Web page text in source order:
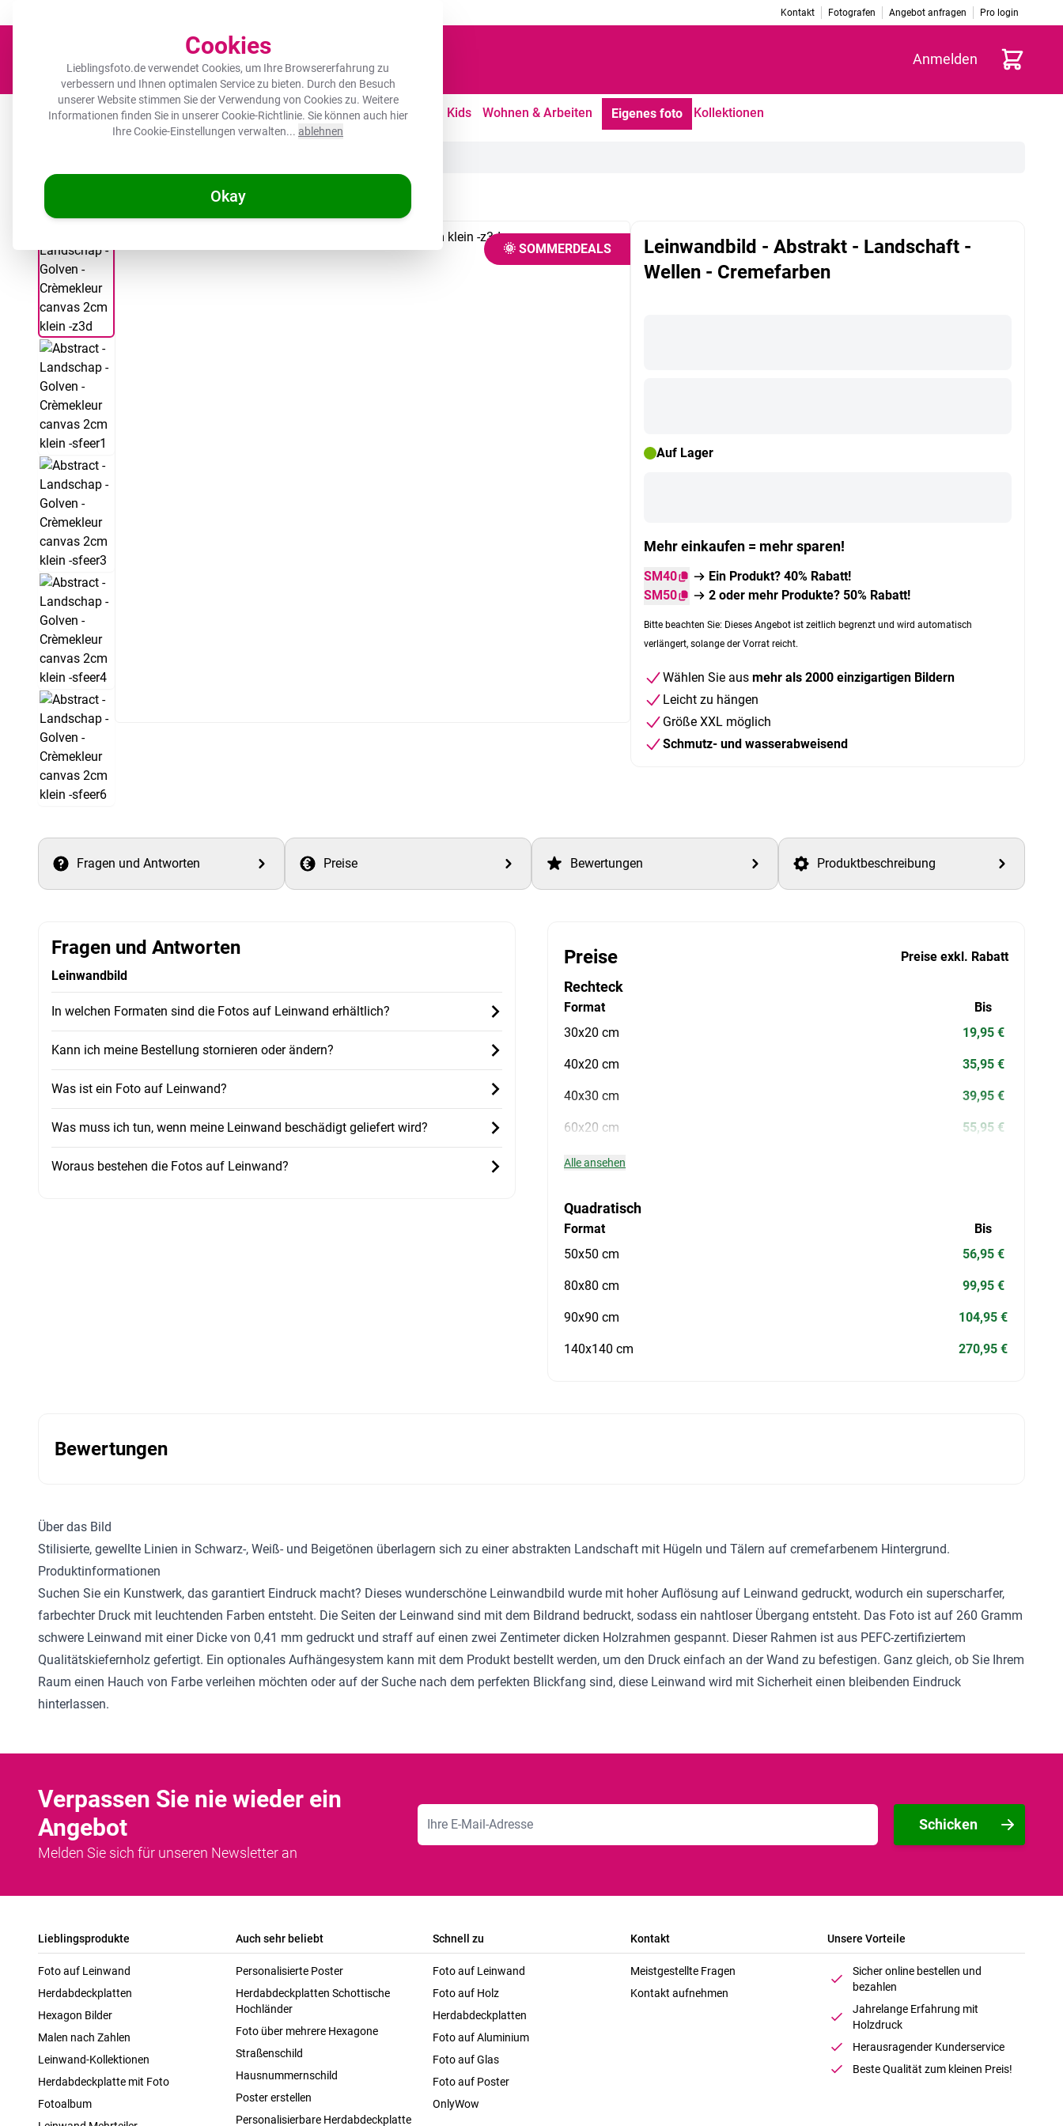
Cookies
Lieblingsfoto.de verwendet Cookies, um Ihre Browsererfahrung zu
verbessern und Ihnen optimalen Service zu bieten. Durch den Besuch
unserer Website stimmen Sie der Verwendung von Cookies zu. Weitere
Informationen finden Sie in unsererCookie-Richtlinie. Sie können auch hier
Ihre Cookie-Einstellungen verwalten... ablehnen
Okay
Kontakt Fotografen Angebot anfragen Pro login
Anmelden Warenkorb
Leinwand Herdabdeckplatte Wanddeko Küche Outdoor Freizeit Kids Wohnen & Arbeiten Eigenes foto Kollektionen
Leinwandbild - Abstrakt - Landschaft - Wellen - Cremefarben
🌞 SOMMERDEALS
Leinwandbild - Abstrakt - Landschaft -
Wellen - Cremefarben
Auf Lager
Mehr einkaufen = mehr sparen!
SM40
Ein Produkt? 40% Rabatt!
SM50
2 oder mehr Produkte? 50% Rabatt!
Bitte beachten Sie: Dieses Angebot ist zeitlich begrenzt und wird automatisch
verlängert, solange der Vorrat reicht.
Wählen Sie aus mehr als 2000 einzigartigen Bildern
Leicht zu hängen
Größe XXL möglich
Schmutz- und wasserabweisend
Fragen und Antworten Preise Bewertungen Produktbeschreibung
Fragen und Antworten
Leinwandbild
In welchen Formaten sind die Fotos auf Leinwand erhältlich?
Kann ich meine Bestellung stornieren oder ändern?
Was ist ein Foto auf Leinwand?
Was muss ich tun, wenn meine Leinwand beschädigt geliefert wird?
Woraus bestehen die Fotos auf Leinwand?
Preise Preise exkl. Rabatt
Rechteck
Format
30x20 cm
40x20 cm
40x30 cm
60x20 cm
Bis
19,95 €
35,95 €
39,95 €
55,95 €
Alle ansehen
Quadratisch
Format
50x50 cm
80x80 cm
90x90 cm
140x140 cm
Bis
56,95 €
99,95 €
104,95 €
270,95 €
Bewertungen
Über das Bild
Stilisierte, gewellte Linien in Schwarz-, Weiß- und Beigetönen überlagern sich zu einer abstrakten Landschaft mit Hügeln und Tälern auf cremefarbenem Hintergrund.
Produktinformationen
Suchen Sie ein Kunstwerk, das garantiert Eindruck macht? Dieses wunderschöne Leinwandbild wurde mit hoher Auflösung auf Leinwand gedruckt, wodurch ein superscharfer,
farbechter Druck mit leuchtenden Farben entsteht. Die Seiten der Leinwand sind mit dem Bildrand bedruckt, sodass ein nahtloser Übergang entsteht. Das Foto ist auf 260 Gramm
schwere Leinwand mit einer Dicke von 0,41 mm gedruckt und straff auf einen zwei Zentimeter dicken Holzrahmen gespannt. Dieser Rahmen ist aus PEFC-zertifiziertem
Qualitätskiefernholz gefertigt. Ein optionales Aufhängesystem kann mit dem Produkt bestellt werden, um den Druck einfach an der Wand zu befestigen. Ganz gleich, ob Sie Ihrem
Raum einen Hauch von Farbe verleihen möchten oder auf der Suche nach dem perfekten Blickfang sind, diese Leinwand wird mit Sicherheit einen bleibenden Eindruck
hinterlassen.
Verpassen Sie nie wieder ein
Angebot
Melden Sie sich für unseren Newsletter an
E-Mailadresse
Schicken
Lieblingsprodukte
Foto auf Leinwand
Herdabdeckplatten
Hexagon Bilder
Malen nach Zahlen
Leinwand-Kollektionen
Herdabdeckplatte mit Foto
Fotoalbum
Auch sehr beliebt
Personalisierte Poster
Herdabdeckplatten Schottische
Hochländer
Foto über mehrere Hexagone
Straßenschild
Hausnummernschild
Poster erstellen
Personalisierbare Herdabdeckplatte
Schnell zu
Foto auf Leinwand
Foto auf Holz
Herdabdeckplatten
Foto auf Aluminium
Foto auf Glas
Foto auf Poster
OnlyWow
Kontakt
Meistgestellte Fragen
Kontakt aufnehmen
Unsere Vorteile
Sicher online bestellen und
bezahlen
Jahrelange Erfahrung mit
Holzdruck
Herausragender Kunderservice
Beste Qualität zum kleinen Preis!